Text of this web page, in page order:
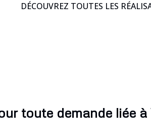
DÉCOUVREZ TOUTES LES
toute demande liée